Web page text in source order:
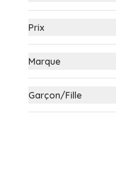
Prix
Marque
Garçon/Fille